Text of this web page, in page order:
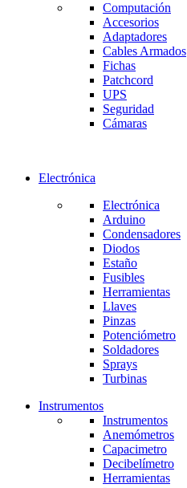
Computación
Accesorios
Adaptadores
Cables Armados
Fichas
Patchcord
UPS
Seguridad
Cámaras
Electrónica
Electrónica
Arduino
Condensadores
Diodos
Estaño
Fusibles
Herramientas
Llaves
Pinzas
Potenciómetro
Soldadores
Sprays
Turbinas
Instrumentos
Instrumentos
Anemómetros
Capacimetro
Decibelímetro
Herramientas